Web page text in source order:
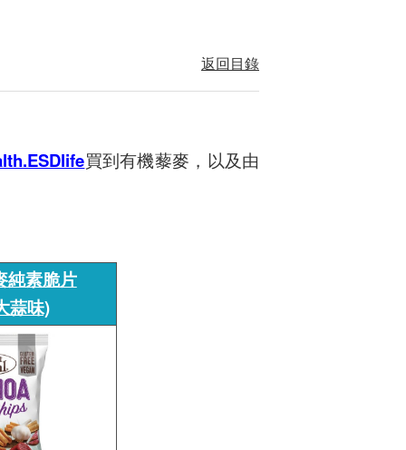
返回目錄
買到有機藜麥，以及由
純素脆片
蒜味)